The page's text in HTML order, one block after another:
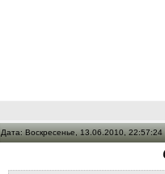
Дата: Воскресенье, 13.06.2010,